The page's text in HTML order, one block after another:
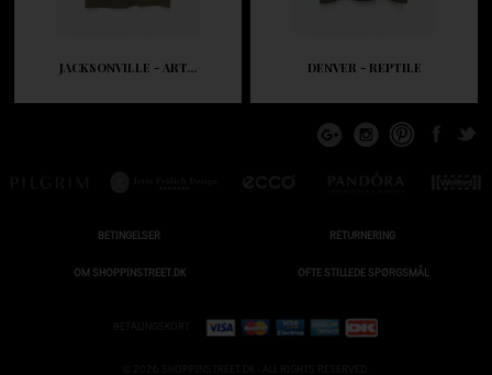
JACKSONVILLE - ART... DENVER - REPTILE
BETINGELSER RETURNERING
OM SHOPPINSTREET.DK OFTE STILLEDE SPØRGSMÅL